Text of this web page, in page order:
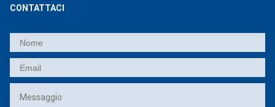
CONTATTACI